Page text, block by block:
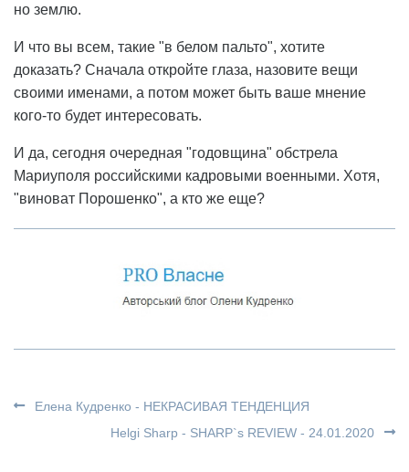
но землю.
И что вы всем, такие "в белом пальто", хотите
доказать? Сначала откройте глаза, назовите вещи
своими именами, а потом может быть ваше мнение
кого-то будет интересовать.
И да, сегодня очередная "годовщина" обстрела
Мариуполя российскими кадровыми военными. Хотя,
"виноват Порошенко", а кто же еще?
Елена Кудренко - НЕКРАСИВАЯ ТЕНДЕНЦИЯ
Helgi Sharp - SHARP`s REVIEW - 24.01.2020